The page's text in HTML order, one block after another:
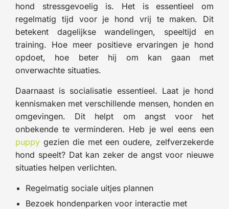
hond stressgevoelig is. Het is essentieel om
regelmatig tijd voor je hond vrij te maken. Dit
betekent dagelijkse wandelingen, speeltijd en
training. Hoe meer positieve ervaringen je hond
opdoet, hoe beter hij om kan gaan met
onverwachte situaties.
Daarnaast is socialisatie essentieel. Laat je hond
kennismaken met verschillende mensen, honden en
omgevingen. Dit helpt om angst voor het
onbekende te verminderen. Heb je wel eens een
puppy gezien die met een oudere, zelfverzekerde
hond speelt? Dat kan zeker de angst voor nieuwe
situaties helpen verlichten.
Regelmatig sociale uitjes plannen
Bezoek hondenparken voor interactie met